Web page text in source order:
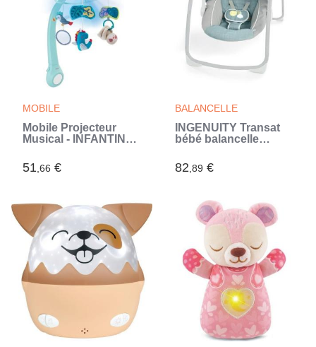
MOBILE
Mobile Projecteur
Musical - INFANTINO -
(Vert)
51,66 €
BALANCELLE
INGENUITY Transat
bébé balancelle
2 jouets, siege
inclinable cadeau
82,89 €